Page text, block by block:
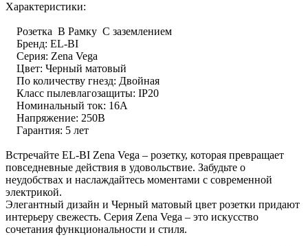
Характеристики:
Розетка В Рамку С заземлением
Бренд: EL-BI
Серия: Zena Vega
Цвет: Черный матовый
По количеству гнезд: Двойная
Класс пылевлагозащиты: IP20
Номинальный ток: 16А
Напряжение: 250В
Гарантия: 5 лет
Встречайте EL-BI Zena Vega – розетку, которая превращает
повседневные действия в удовольствие. Забудьте о
неудобствах и наслаждайтесь моментами с современной
электрикой.
Элегантный дизайн и Черный матовый цвет розетки придают
интерьеру свежесть. Серия Zena Vega – это искусство
сочетания функциональности и стиля.